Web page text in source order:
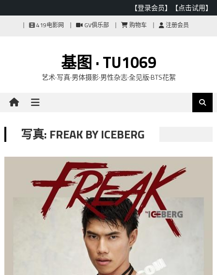
【登录会员】 【点击试用】
419电影网 GV俱乐部 购物车 注册会员
基图 · TU1069
艺术·写真·男体摄影·男性杂志·全见版·BTS花絮
写真: FREAK BY ICEBERG